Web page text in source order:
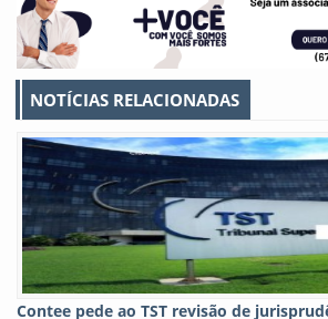
NOTÍCIAS RELACIONADAS
Contee pede ao TST revisão de